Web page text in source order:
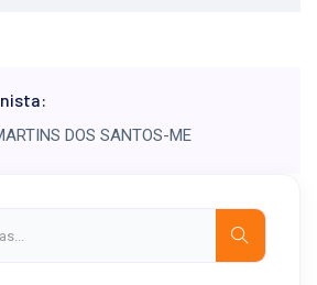
DOS SANTOS-ME